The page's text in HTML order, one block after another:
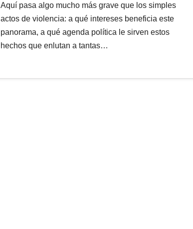
Aquí pasa algo mucho más grave que los simples
actos de violencia: a qué intereses beneficia este
panorama, a qué agenda política le sirven estos
hechos que enlutan a tantas…